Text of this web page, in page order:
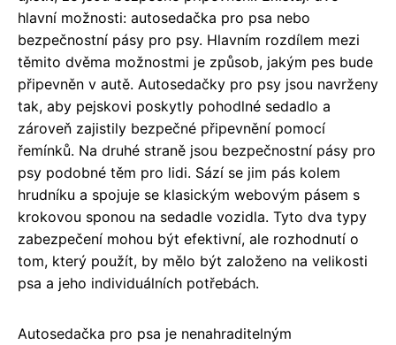
hlavní možnosti: autosedačka pro psa nebo
bezpečnostní pásy pro psy. Hlavním rozdílem mezi
těmito dvěma možnostmi je způsob, jakým pes bude
připevněn v autě. Autosedačky pro psy jsou navrženy
tak, aby pejskovi poskytly pohodlné sedadlo a
zároveň zajistily bezpečné připevnění pomocí
řemínků. Na druhé straně jsou bezpečnostní pásy pro
psy podobné těm pro lidi. Sází se jim pás kolem
hrudníku a spojuje se klasickým webovým pásem s
krokovou sponou na sedadle vozidla. Tyto dva typy
zabezpečení mohou být efektivní, ale rozhodnutí o
tom, který použít, by mělo být založeno na velikosti
psa a jeho individuálních potřebách.
Autosedačka pro psa je nenahraditelným